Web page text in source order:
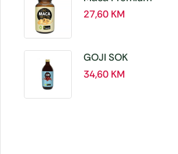
BIO 500 mg
27,60 KM
GOJI SOK
PREMIUM 100% a
34,60 KM